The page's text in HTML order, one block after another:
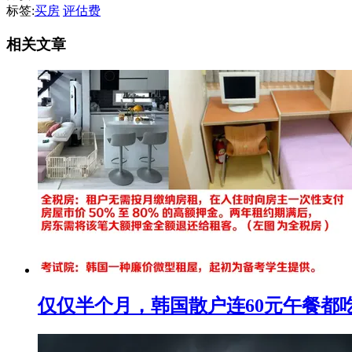
标签:买房 评估费
相关文章
仅仅半个月，韩国散户连60元午餐都